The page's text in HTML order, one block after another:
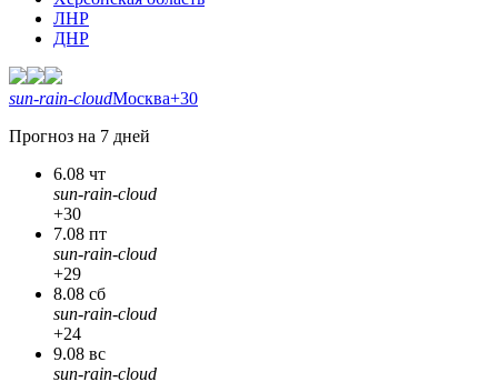
ЛНР
ДНР
sun-rain-cloudМосква+30
Прогноз на 7 дней
6.08 чт
sun-rain-cloud
+30
7.08 пт
sun-rain-cloud
+29
8.08 сб
sun-rain-cloud
+24
9.08 вс
sun-rain-cloud